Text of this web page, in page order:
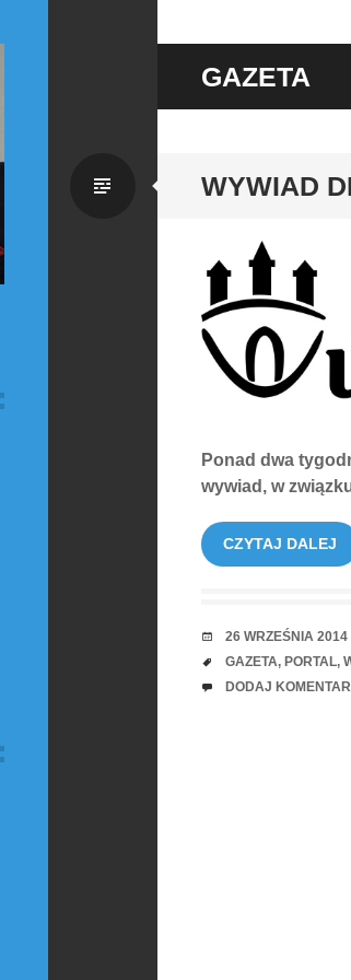
GAZETA
WYWIAD
Zwykły
Ponad dwa
wywiad, w
CZYTAJ DALEJ
RANDKA
26 WRZEŚNIA 2014
TAGI
GAZETA, PORTAL,
UWAGI
DODAJ